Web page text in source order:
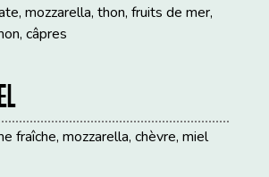
mozzarella, thon, fruits de mer,
câpres
fraîche, mozzarella, chèvre, miel